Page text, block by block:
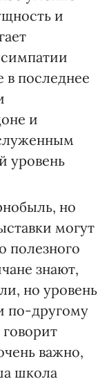
и
симпатии
последнее
и
уровень
но
могут
полезного
знают,
но уровень
по-другому
важно,
школа